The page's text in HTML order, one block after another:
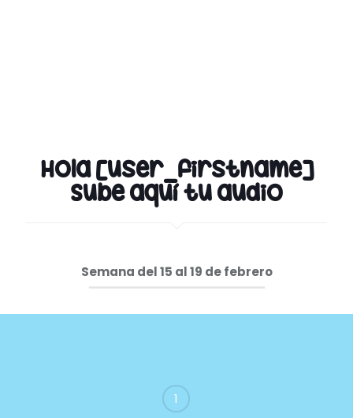
Hola [user_firstname]
Sube aquí tu audio
Semana del 15 al 19 de febrero
1